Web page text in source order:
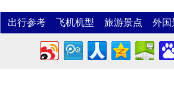
出行参考 飞机机型 旅游景点 外国